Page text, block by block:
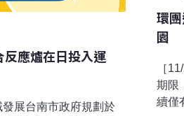
應爐在日投入運
展台南市政府規劃於
環
園
［
期限
續僅